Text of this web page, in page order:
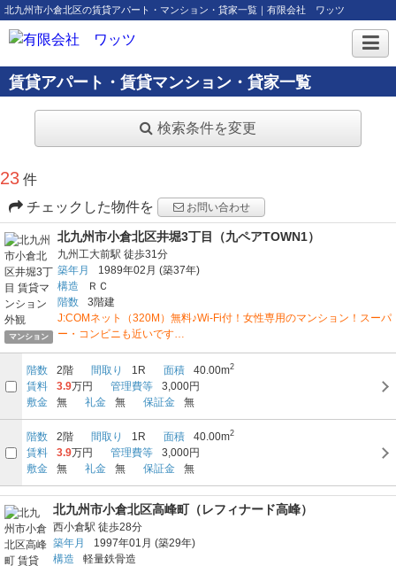
北九州市小倉北区の賃貸アパート・マンション・貸家一覧｜有限会社 ワッツ
賃貸アパート・賃貸マンション・貸家一覧
検索条件を変更
23 件
チェックした物件を
お問い合わせ
マンション
北九州市小倉北区井堀3丁目（九ペアTOWN1）
九州工大前駅 徒歩31分
築年月
1989年02月 (築37年)
構造
ＲＣ
階数
3階建
J:COMネット（320M）無料♪Wi-Fi付！女性専用のマンション！スーパ
ー・コンビニも近いです…
階数 2階 間取り 1R 面積 40.00m2
賃料 3.9万円 管理費等
3,000円
敷金
無 礼金 無 保証金 無
階数 2階 間取り 1R 面積 40.00m2
賃料 3.9万円 管理費等
3,000円
敷金
無 礼金 無 保証金 無
北九州市小倉北区高峰町（レフィナード高峰）
西小倉駅 徒歩28分
築年月
1997年01月 (築29年)
構造
軽量鉄骨造